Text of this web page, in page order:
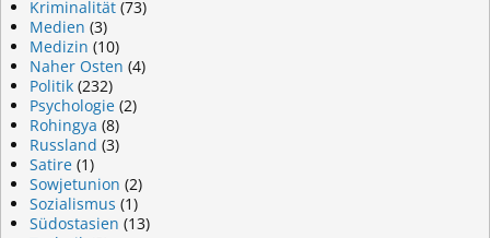
Kriminalität (73)
Medien (3)
Medizin (10)
Naher Osten (4)
Politik (232)
Psychologie (2)
Rohingya (8)
Russland (3)
Satire (1)
Sowjetunion (2)
Sozialismus (1)
Südostasien (13)